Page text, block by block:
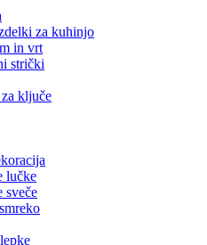
za kuhinjo
in vrt
strički
ključe
lučke
sveče